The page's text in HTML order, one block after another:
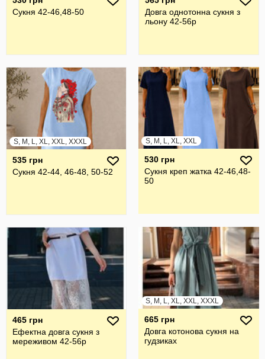
Сукня 42-46,48-50
Довга однотонна сукня з
льону 42-56р
S, M, L, XL, XXL, XXXL
535 грн
Сукня 42-44, 46-48, 50-52
S, M, L, XL, XXL
530 грн
Сукня креп жатка 42-46,48-
50
465 грн
Ефектна довга сукня з
мереживом 42-56р
S, M, L, XL, XXL, XXXL
665 грн
Довга котонова сукня на
гудзиках